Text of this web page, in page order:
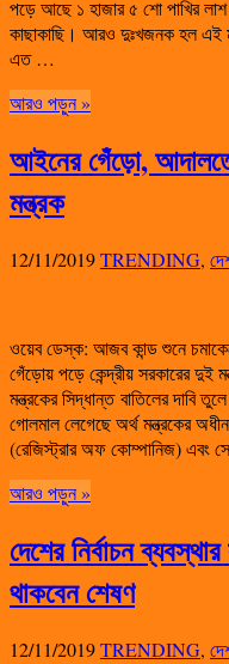
পড়ে আছে ১ হাজার ৫ শো পাখির
কাছাকাছি। আরও দুঃখজনক হল এই
এত …
আরও পড়ুন »
আইনের গেঁড়ো,
মন্ত্রক
12/11/2019TRENDING,
ওয়েব ডেস্ক: আজব কান্ড শুনে
গেঁড়োয় পড়ে কেন্দ্রীয় সরকারের দুই
মন্ত্রকের সিদ্ধান্ত বাতিলের দাবি
গোলমাল লেগেছে অর্থ মন্ত্রকের
(রেজিস্ট্রার অফ কোম্পানিজ) এবং
আরও পড়ুন »
দেশের নির্বাচন
থাকবেন শেষণ
12/11/2019TRENDING,